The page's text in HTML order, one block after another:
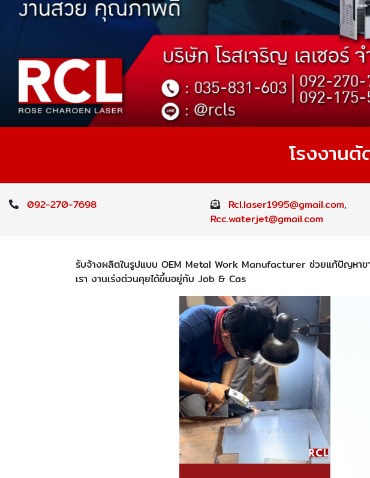
โรงงาน
092-270-7698 Rcl.laser1995@gmail.com,
Rcc.waterjet@gmail.com
รับจ้างผลิตในรูปแบบ OEM Metal Work Manufacturer ช่วยแก้ปัญหาข
เรา งานเร่งด่วนคุยได้ขึ้นอยู่กับ Job & Cas